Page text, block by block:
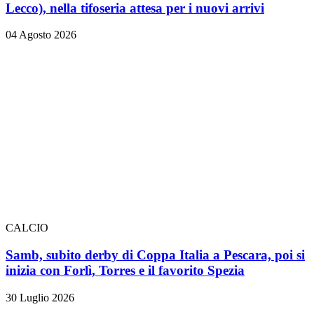
Lecco), nella tifoseria attesa per i nuovi arrivi
04 Agosto 2026
CALCIO
Samb, subito derby di Coppa Italia a Pescara, poi si
inizia con Forlì, Torres e il favorito Spezia
30 Luglio 2026